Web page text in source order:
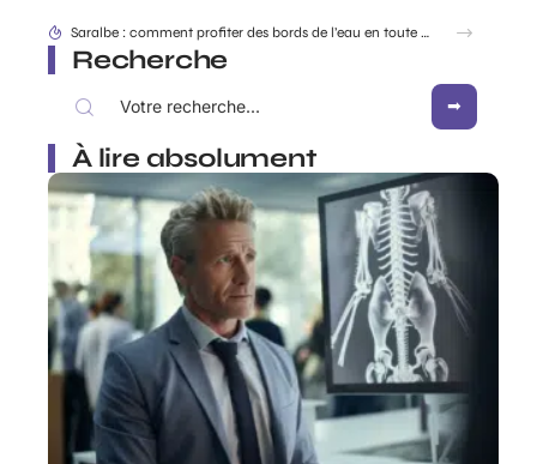
Dracaufeu carte Rare ou ultra rare : quelles différences pour les collectionneurs ?
Recherche
À lire absolument